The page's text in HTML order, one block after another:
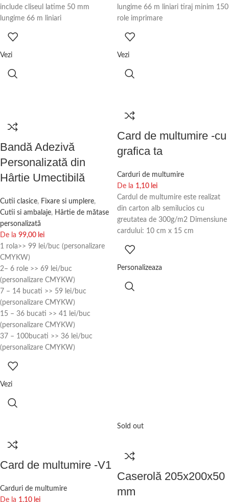
include cliseul latime 50 mm
lungime 66 m liniari
Vezi
lungime 66 m liniari tiraj minim 150
role imprimare
Vezi
Bandă Adezivă
Personalizată din
Hârtie Umectibilă
Cutii clasice, Fixare si umplere,
Cutii si ambalaje, Hârtie de mătase
personalizată
De la 99,00 lei
1 rola>> 99 lei/buc (personalizare
CMYKW)
2– 6 role >> 69 lei/buc
(personalizare CMYKW)
7 – 14 bucati >> 59 lei/buc
(personalizare CMYKW)
15 – 36 bucati >> 41 lei/buc
(personalizare CMYKW)
37 – 100bucati >> 36 lei/buc
(personalizare CMYKW)
Vezi
Card de multumire -cu
grafica ta
Carduri de multumire
De la 1,10 lei
Cardul de multumire este realizat
din carton alb semilucios cu
greutatea de 300g/m2 Dimensiune
cardului: 10 cm x 15 cm
Personalizeaza
Card de multumire -V1
Carduri de multumire
De la 1,10 lei
Sold out
Caserolă 205x200x50
mm